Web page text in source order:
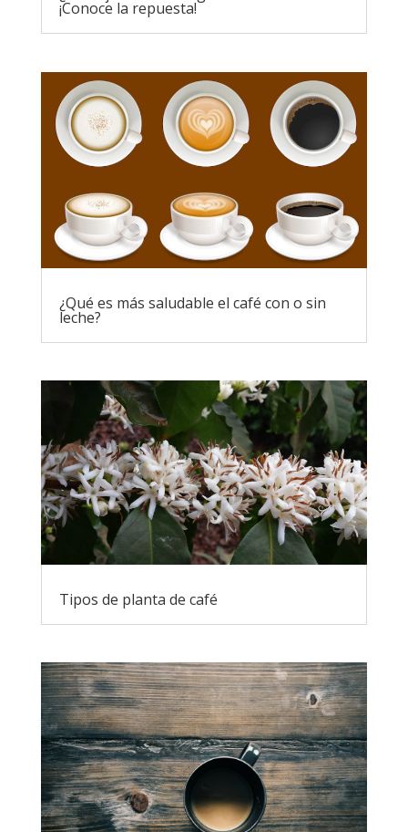
¡Conoce la repuesta!
¿Qué es más saludable el café con o sin
leche?
Tipos de planta de café